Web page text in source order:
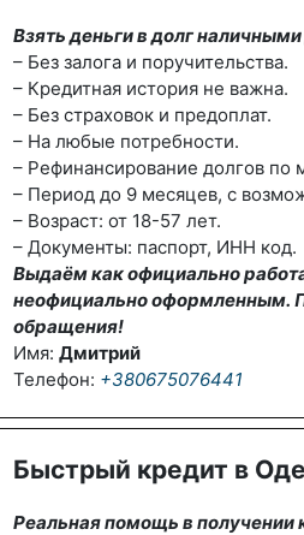
Взять деньги в долг
– Без залога и поручительства.
– Кредитная история не важна.
– Без страховок и предоплат.
– На любые потребности.
– Рефинансирование долгов по
– Период до 9 месяцев, с
– Возраст: от 18-57 лет.
– Документы: паспорт, ИНН код.
Выдаём как официально
неофициально оформленным.
обращения!
Имя: Дмитрий
Телефон: +380675076441
Быстрый кредит в
Реальная помощь в получении